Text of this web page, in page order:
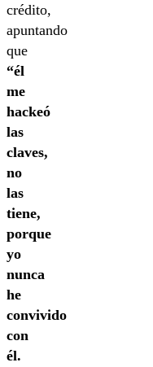
crédito,
apuntando
que
“él
me
hackeó
las
claves,
no
las
tiene,
porque
yo
nunca
he
convivido
con
él.